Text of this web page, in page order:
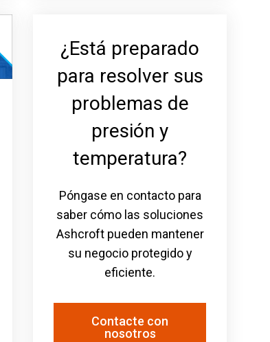
¿Está preparado
para resolver sus
problemas de
presión y
temperatura?
Póngase en contacto para
saber cómo las soluciones
Ashcroft pueden mantener
su negocio protegido y
eficiente.
Contacte con
nosotros